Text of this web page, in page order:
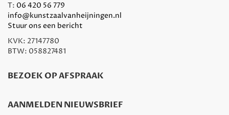
T: 06 420 56 779
info@kunstzaalvanheijningen.nl
Stuur ons een bericht
KVK: 27147780
BTW: 058827481
BEZOEK OP AFSPRAAK
AANMELDEN NIEUWSBRIEF